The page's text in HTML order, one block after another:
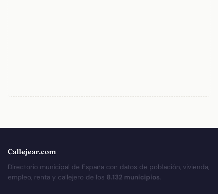
Callejear.com
Directorio municipal de España con datos de población, vivienda,
empleo, renta y callejero de los 8.132 municipios.